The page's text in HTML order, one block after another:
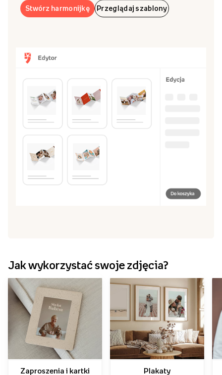
Stwórz harmonijkę Przeglądaj szablony
Jak wykorzystać swoje zdjęcia?
Zaproszenia i kartki Plakaty